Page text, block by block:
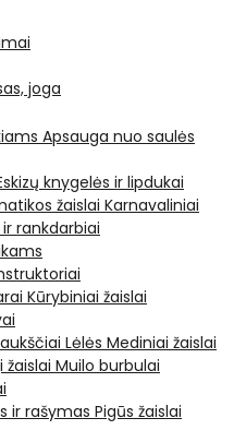
joga
Apsauga nuo saulės
knygelės ir lipdukai
žaislai Karnavaliniai
rankdarbiai
Kūrybiniai žaislai
Lėlės Mediniai žaislai
žaislai Muilo burbulai
ir rašymas Pigūs žaislai